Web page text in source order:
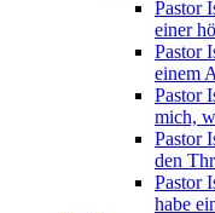
Pastor
einer
Pastor
einem
Pastor
mich,
Pastor
den
Pastor
habe